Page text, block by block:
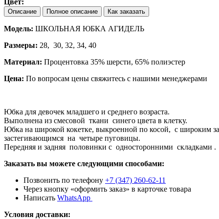
Цвет:
Описание Полное описание Как заказать
Модель: ШКОЛЬНАЯ ЮБКА АГИДЕЛЬ
Размеры: 28, 30, 32, 34, 40
Материал: Процентовка 35% шерсти, 65% полиэстер
Цена: По вопросам цены свяжитесь с нашими менеджерами
Юбка для девочек младшего и среднего возраста.
Выполнена из смесовой ткани синего цвета в клетку.
Юбка на широкой кокетке, выкроенной по косой, с широким
застегивающимся на четыре пуговицы.
Передняя и задняя половинки с односторонними складками .
Заказать вы можете следующими способами:
Позвонить по телефону +7 (347) 260-62-11
Через кнопку «оформить заказ» в карточке товара
Написать WhatsApp
Условия доставки: